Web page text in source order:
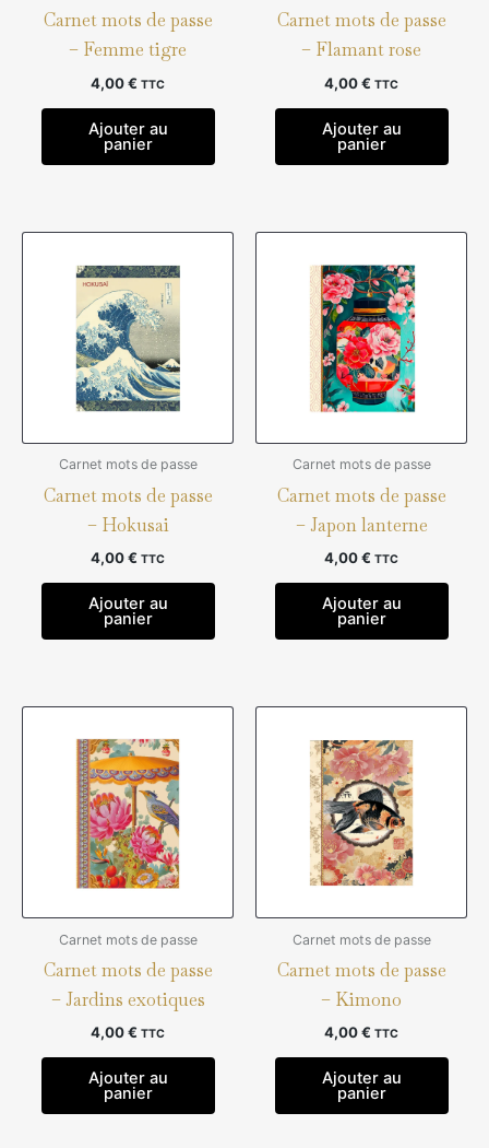
Carnet mots de passe
– Femme tigre
4,00€ TTC
Ajouter au
panier
Carnet mots de passe
– Flamant rose
4,00€ TTC
Ajouter au
panier
Carnet mots de passe
Carnet mots de passe
– Hokusai
4,00€ TTC
Ajouter au
panier
Carnet mots de passe
Carnet mots de passe
– Japon lanterne
4,00€ TTC
Ajouter au
panier
Carnet mots de passe
Carnet mots de passe
– Jardins exotiques
4,00€ TTC
Ajouter au
panier
Carnet mots de passe
Carnet mots de passe
– Kimono
4,00€ TTC
Ajouter au
panier